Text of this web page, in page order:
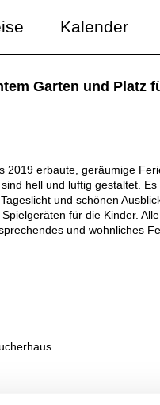
Kalender
Garten und Platz
2019 erbaute, geräumige
hell und luftig gestaltet.
und schönen
für die Kinder.
und wohnliches